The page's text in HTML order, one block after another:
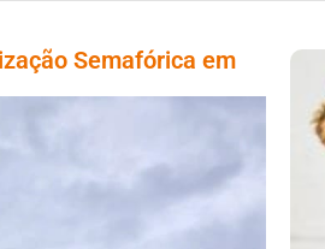
Semafórica em